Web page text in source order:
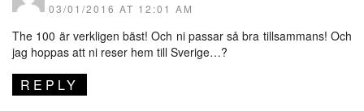
03/01/2016 AT 12:01 AM
The 100 är verkligen bäst! Och ni passar så bra tillsammans! Och
jag hoppas att ni reser hem till Sverige…?
REPLY